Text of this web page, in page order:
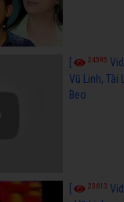
24595
Vũ Linh, Tài
Beo
23613